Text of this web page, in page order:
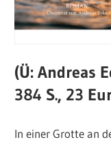
(Ü: Andreas
384 S., 23
In einer Grotte an